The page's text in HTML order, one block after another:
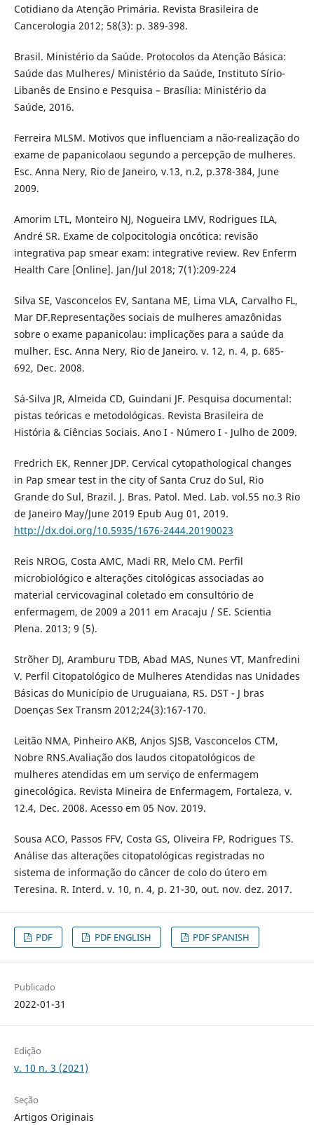
Cotidiano da Atenção Primária. Revista Brasileira de
Cancerologia 2012; 58(3): p. 389-398.
Brasil. Ministério da Saúde. Protocolos da Atenção Básica:
Saúde das Mulheres/ Ministério da Saúde, Instituto Sírio-
Libanês de Ensino e Pesquisa – Brasília: Ministério da
Saúde, 2016.
Ferreira MLSM. Motivos que influenciam a não-realização do
exame de papanicolaou segundo a percepção de mulheres.
Esc. Anna Nery, Rio de Janeiro, v.13, n.2, p.378-384, June
2009.
Amorim LTL, Monteiro NJ, Nogueira LMV, Rodrigues ILA,
André SR. Exame de colpocitologia oncótica: revisão
integrativa pap smear exam: integrative review. Rev Enferm
Health Care [Online]. Jan/Jul 2018; 7(1):209-224
Silva SE, Vasconcelos EV, Santana ME, Lima VLA, Carvalho FL,
Mar DF.Representações sociais de mulheres amazônidas
sobre o exame papanicolau: implicações para a saúde da
mulher. Esc. Anna Nery, Rio de Janeiro. v. 12, n. 4, p. 685-
692, Dec. 2008.
Sá-Silva JR, Almeida CD, Guindani JF. Pesquisa documental:
pistas teóricas e metodológicas. Revista Brasileira de
História & Ciências Sociais. Ano I - Número I - Julho de 2009.
Fredrich EK, Renner JDP. Cervical cytopathological changes
in Pap smear test in the city of Santa Cruz do Sul, Rio
Grande do Sul, Brazil. J. Bras. Patol. Med. Lab. vol.55 no.3 Rio
de Janeiro May/June 2019 Epub Aug 01, 2019.
http://dx.doi.org/10.5935/1676-2444.20190023
Reis NROG, Costa AMC, Madi RR, Melo CM. Perfil
microbiológico e alterações citológicas associadas ao
material cervicovaginal coletado em consultório de
enfermagem, de 2009 a 2011 em Aracaju / SE. Scientia
Plena. 2013; 9 (5).
Strõher DJ, Aramburu TDB, Abad MAS, Nunes VT, Manfredini
V. Perfil Citopatológico de Mulheres Atendidas nas Unidades
Básicas do Município de Uruguaiana, RS. DST - J bras
Doenças Sex Transm 2012;24(3):167-170.
Leitão NMA, Pinheiro AKB, Anjos SJSB, Vasconcelos CTM,
Nobre RNS.Avaliação dos laudos citopatológicos de
mulheres atendidas em um serviço de enfermagem
ginecológica. Revista Mineira de Enfermagem, Fortaleza, v.
12.4, Dec. 2008. Acesso em 05 Nov. 2019.
Sousa ACO, Passos FFV, Costa GS, Oliveira FP, Rodrigues TS.
Análise das alterações citopatológicas registradas no
sistema de informação do câncer de colo do útero em
Teresina. R. Interd. v. 10, n. 4, p. 21-30, out. nov. dez. 2017.
PDF PDF ENGLISH PDF SPANISH
Publicado
2022-01-31
Edição
v. 10 n. 3 (2021)
Seção
Artigos Originais